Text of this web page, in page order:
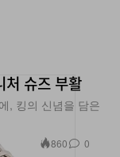
처 슈즈 부활
, 킹의 신념을 담은
860 0